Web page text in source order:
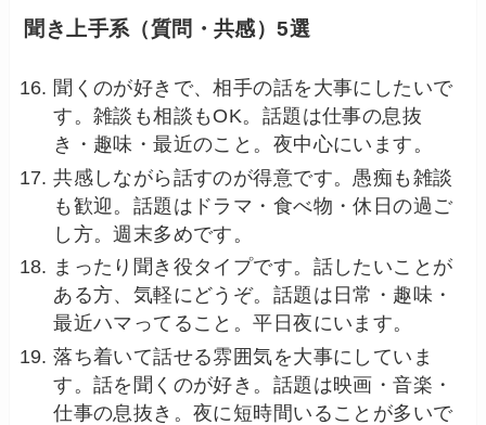
聞き上手系（質問・共感）5選
聞くのが好きで、相手の話を大事にしたいで
す。雑談も相談もOK。話題は仕事の息抜
き・趣味・最近のこと。夜中心にいます。
共感しながら話すのが得意です。愚痴も雑談
も歓迎。話題はドラマ・食べ物・休日の過ご
し方。週末多めです。
まったり聞き役タイプです。話したいことが
ある方、気軽にどうぞ。話題は日常・趣味・
最近ハマってること。平日夜にいます。
落ち着いて話せる雰囲気を大事にしていま
す。話を聞くのが好き。話題は映画・音楽・
仕事の息抜き。夜に短時間いることが多いで